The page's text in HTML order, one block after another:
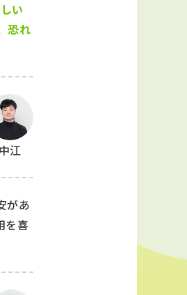
い
恐れ
中江
があ
を喜